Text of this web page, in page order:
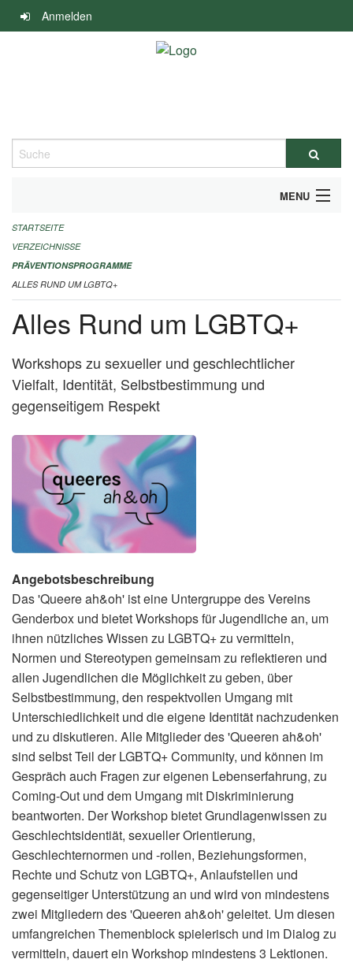
Navigation
überspringen
Anmelden
Suche
MENU
DURCHFÜHRUNG UND FINANZIERUNG
IMPRESSUM
STARTSEITE
VERZEICHNISSE
PRÄVENTIONSPROGRAMME
ALLES RUND UM LGBTQ+
Alles Rund um LGBTQ+
Workshops zu sexueller und geschlechtlicher
Vielfalt, Identität, Selbstbestimmung und
gegenseitigem Respekt
Angebotsbeschreibung
Das 'Queere ah&oh' ist eine Untergruppe des Vereins
Genderbox und bietet Workshops für Jugendliche an, um
ihnen nützliches Wissen zu LGBTQ+ zu vermitteln,
Normen und Stereotypen gemeinsam zu reflektieren und
allen Jugendlichen die Möglichkeit zu geben, über
Selbstbestimmung, den respektvollen Umgang mit
Unterschiedlichkeit und die eigene Identität nachzudenken
und zu diskutieren. Alle Mitglieder des 'Queeren ah&oh'
sind selbst Teil der LGBTQ+ Community, und können im
Gespräch auch Fragen zur eigenen Lebenserfahrung, zu
Coming-Out und dem Umgang mit Diskriminierung
beantworten. Der Workshop bietet Grundlagenwissen zu
Geschlechtsidentiät, sexueller Orientierung,
Geschlechternormen und -rollen, Beziehungsformen,
Rechte und Schutz von LGBTQ+, Anlaufstellen und
gegenseitiger Unterstützung an und wird von mindestens
zwei Mitgliedern des 'Queeren ah&oh' geleitet. Um diesen
umfangreichen Themenblock spielerisch und im Dialog zu
vermitteln, dauert ein Workshop mindestens 3 Lektionen.